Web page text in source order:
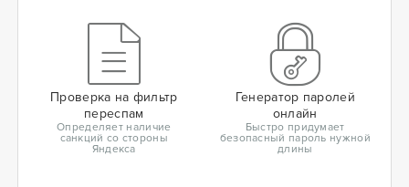
Проверка на фильтр
переспам
Определяет наличие
санкций со стороны
Яндекса
Генератор паролей
онлайн
Быстро придумает
безопасный пароль нужной
длины